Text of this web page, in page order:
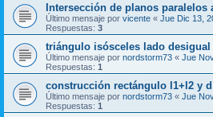
Intersección de planos paralelos
Último mensaje por vicente « Jue Dic 13,
Respuestas: 3
triángulo isósceles lado
Último mensaje por nordstorm73 « Jue
Respuestas: 1
construcción rectángulo l1+l2 y d
Último mensaje por nordstorm73 « Jue
Respuestas: 1